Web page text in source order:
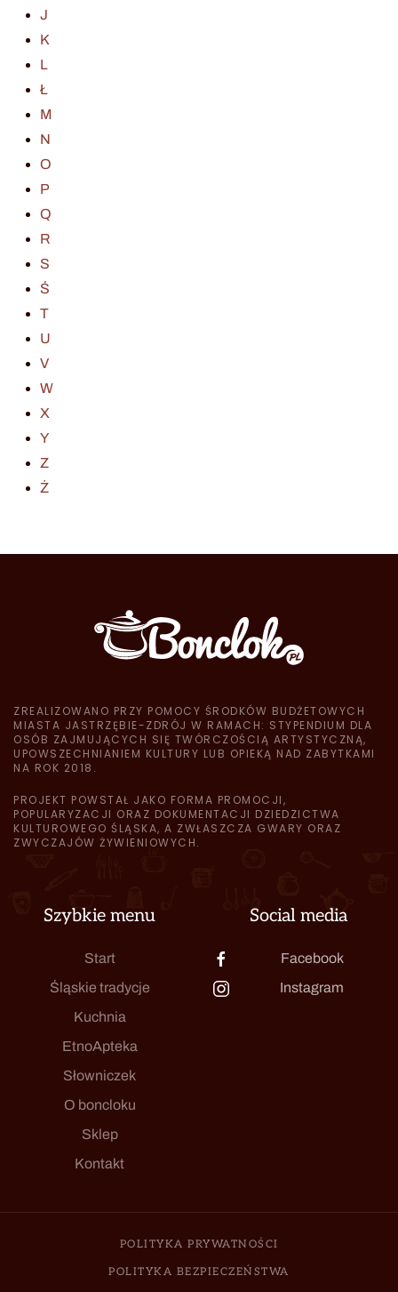
J
K
L
Ł
M
N
O
P
Q
R
S
Ś
T
U
V
W
X
Y
Z
Ż
ZREALIZOWANO PRZY POMOCY ŚRODKÓW BUDŻETOWYCH
MIASTA JASTRZĘBIE-ZDRÓJ W RAMACH: STYPENDIUM DLA
OSÓB ZAJMUJĄCYCH SIĘ TWÓRCZOŚCIĄ ARTYSTYCZNĄ,
UPOWSZECHNIANIEM KULTURY LUB OPIEKĄ NAD ZABYTKAMI
NA ROK 2018.
PROJEKT POWSTAŁ JAKO FORMA PROMOCJI,
POPULARYZACJI ORAZ DOKUMENTACJI DZIEDZICTWA
KULTUROWEGO ŚLĄSKA, A ZWŁASZCZA GWARY ORAZ
ZWYCZAJÓW ŻYWIENIOWYCH.
Szybkie menu
Start
Śląskie tradycje
Kuchnia
EtnoApteka
Słowniczek
O boncloku
Sklep
Kontakt
Social media
Facebook
Instagram
POLITYKA PRYWATNOŚCI
POLITYKA BEZPIECZEŃSTWA